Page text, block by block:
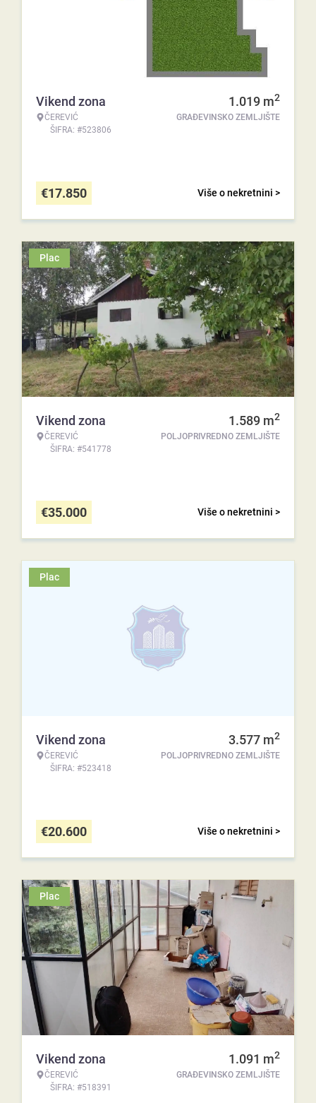
Vikend zona
ČEREVIĆ
ŠIFRA: #523806
1.019 m2
GRAĐEVINSKO ZEMLJIŠTE
Više o nekretnini >
€17.850
Plac
Vikend zona
ČEREVIĆ
ŠIFRA: #541778
1.589 m2
POLJOPRIVREDNO ZEMLJIŠTE
Više o nekretnini >
€35.000
Plac
Vikend zona
ČEREVIĆ
ŠIFRA: #523418
3.577 m2
POLJOPRIVREDNO ZEMLJIŠTE
Više o nekretnini >
€20.600
Plac
Vikend zona
ČEREVIĆ
ŠIFRA: #518391
1.091 m2
GRAĐEVINSKO ZEMLJIŠTE